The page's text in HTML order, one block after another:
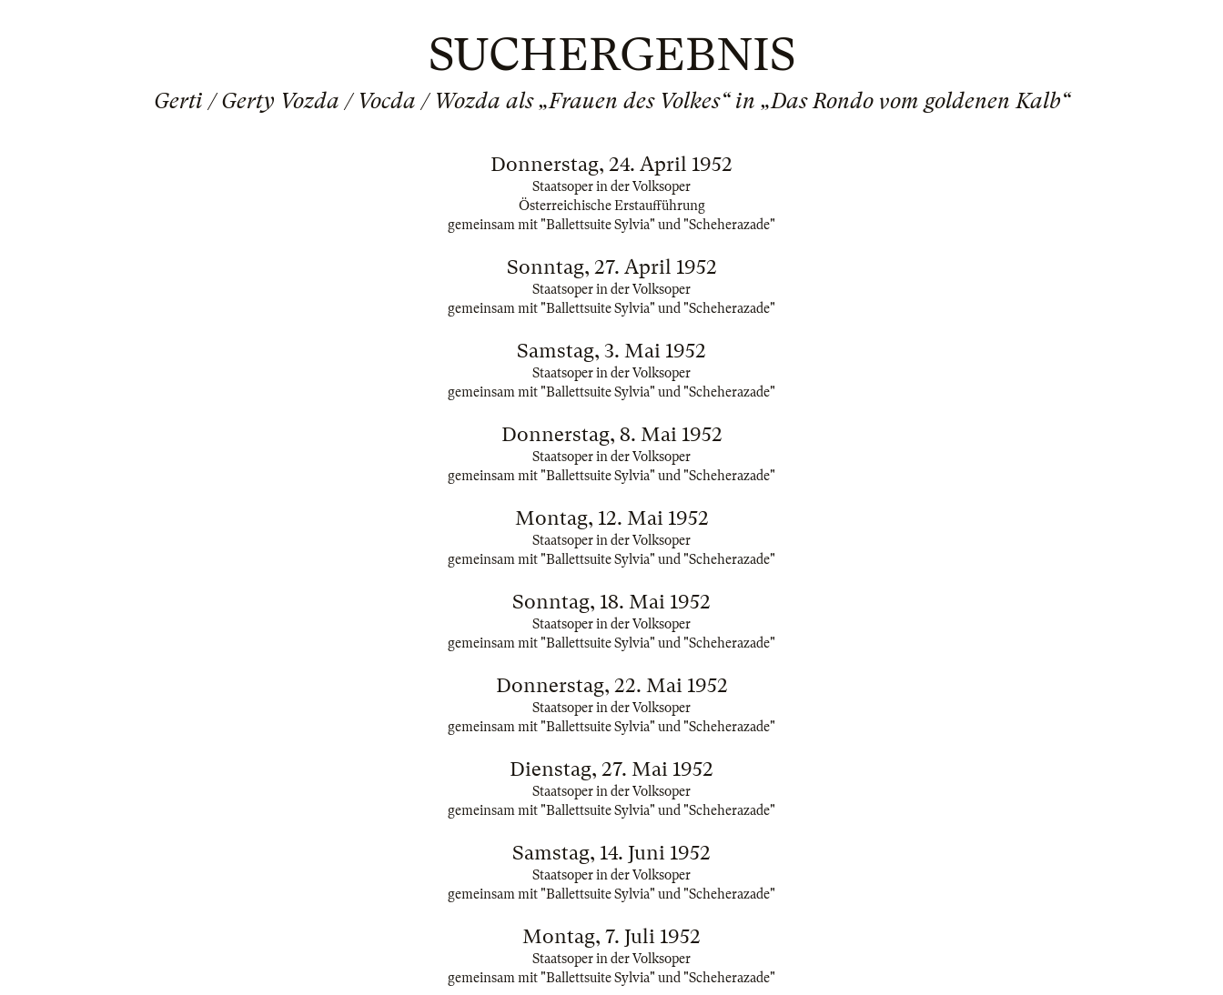
SUCHERGEBNIS
Gerti / Gerty Vozda / Vocda / Wozda als „Frauen des Volkes“ in „Das Rondo vom goldenen Kalb“
Donnerstag, 24. April 1952
Staatsoper in der Volksoper
Österreichische Erstaufführung
gemeinsam mit "Ballettsuite Sylvia" und "Scheherazade"
Sonntag, 27. April 1952
Staatsoper in der Volksoper
gemeinsam mit "Ballettsuite Sylvia" und "Scheherazade"
Samstag, 3. Mai 1952
Staatsoper in der Volksoper
gemeinsam mit "Ballettsuite Sylvia" und "Scheherazade"
Donnerstag, 8. Mai 1952
Staatsoper in der Volksoper
gemeinsam mit "Ballettsuite Sylvia" und "Scheherazade"
Montag, 12. Mai 1952
Staatsoper in der Volksoper
gemeinsam mit "Ballettsuite Sylvia" und "Scheherazade"
Sonntag, 18. Mai 1952
Staatsoper in der Volksoper
gemeinsam mit "Ballettsuite Sylvia" und "Scheherazade"
Donnerstag, 22. Mai 1952
Staatsoper in der Volksoper
gemeinsam mit "Ballettsuite Sylvia" und "Scheherazade"
Dienstag, 27. Mai 1952
Staatsoper in der Volksoper
gemeinsam mit "Ballettsuite Sylvia" und "Scheherazade"
Samstag, 14. Juni 1952
Staatsoper in der Volksoper
gemeinsam mit "Ballettsuite Sylvia" und "Scheherazade"
Montag, 7. Juli 1952
Staatsoper in der Volksoper
gemeinsam mit "Ballettsuite Sylvia" und "Scheherazade"